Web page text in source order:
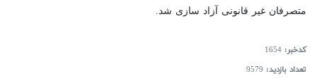
متصرفان غیر قانونی آزاد سازی شد.
کدخبر: 1654
تعداد بازدید: 9579